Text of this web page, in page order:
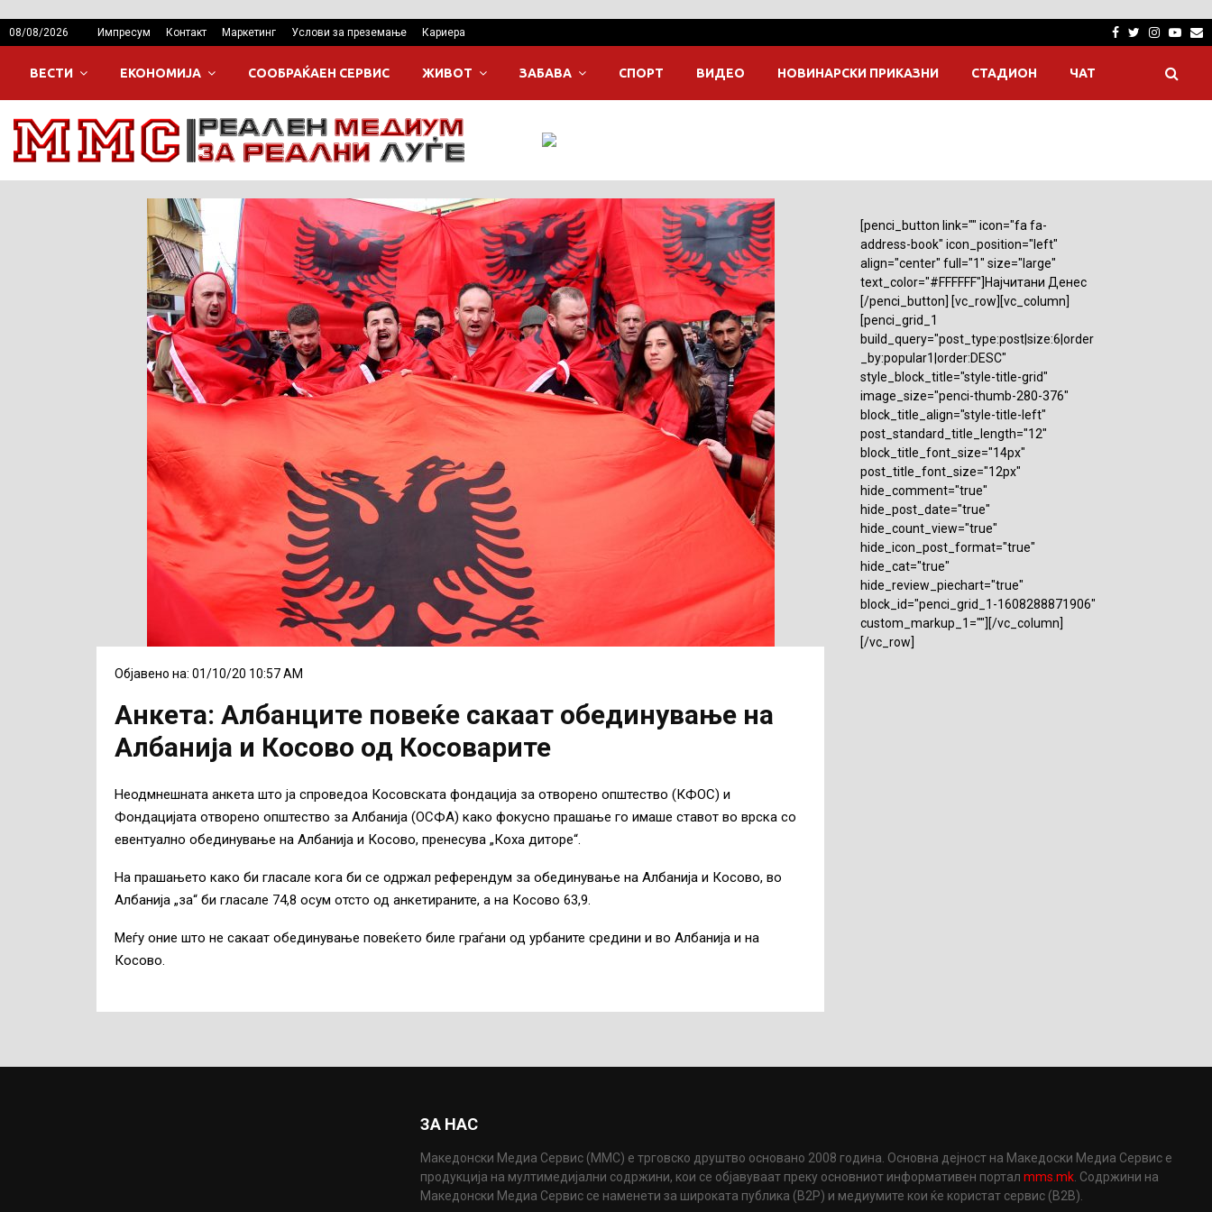
08/08/2026 Импресум Контакт Маркетинг Услови за преземање Кариера Facebook
Twitter
ВЕСТИ ЕКОНОМИЈА СООБРАЌАЕН СЕРВИС ЖИВОТ ЗАБАВА СПОРТ ВИДЕО НОВИНАРСКИ ПРИКАЗНИ СТАДИОН ЧАТ
Објавено на: 01/10/20 10:57 AM
Анкета: Албанците повеќе сакаат обединување на
Албанија и Косово од Косоварите
Неодмнешната анкета што ја спроведоа Косовската фондација за отворено општество (КФОС) и
Фондацијата отворено општество за Албанија (ОСФА) како фокусно прашање го имаше ставот во врска со
евентуално обединување на Албанија и Косово, пренесува „Коха диторе“.
На прашањето како би гласале кога би се одржал референдум за обединување на Албанија и Косово, во
Албанија „за“ би гласале 74,8 осум отсто од анкетираните, а на Косово 63,9.
Меѓу оние што не сакаат обединување повеќето биле граѓани од урбаните средини и во Албанија и на
Косово.
[penci_button link="" icon="fa fa-
address-book" icon_position="left"
align="center" full="1" size="large"
text_color="#FFFFFF"]Најчитани Денес
[/penci_button] [vc_row][vc_column]
[penci_grid_1
build_query="post_type:post|size:6|order
_by:popular1|order:DESC"
style_block_title="style-title-grid"
image_size="penci-thumb-280-376"
block_title_align="style-title-left"
post_standard_title_length="12"
block_title_font_size="14px"
post_title_font_size="12px"
hide_comment="true"
hide_post_date="true"
hide_count_view="true"
hide_icon_post_format="true"
hide_cat="true"
hide_review_piechart="true"
block_id="penci_grid_1-1608288871906"
custom_markup_1=""][/vc_column]
[/vc_row]
ЗА НАС
Македонски Медиа Сервис (ММС) е трговско друштво основано 2008 година. Основна дејност на Македоски Медиа Сервис е
продукција на мултимедијални содржини, кои се објавуваат преку основниот информативен порталmms.mk. Содржини на
Македонски Медиа Сервис се наменети за широката публика (B2P) и медиумите кои ќе користат сервис (B2B).